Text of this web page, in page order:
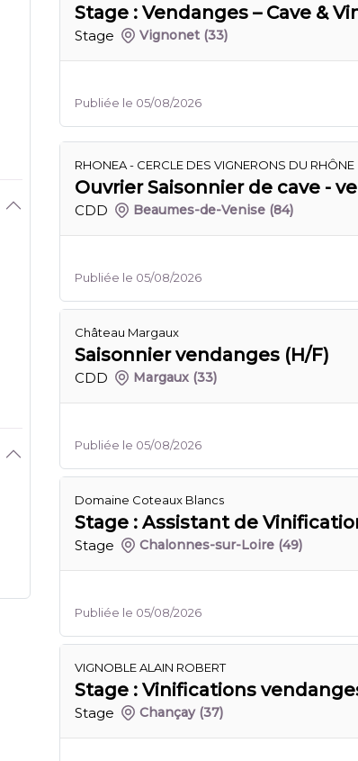
Stage : Vendanges – Cave &
Stage Vignonet (33)
Publiée le 05/08/2026
RHONEA - CERCLE DES VIGNERONS DU RHÔNE
Ouvrier Saisonnier de cave -
CDD Beaumes-de-Venise (84)
Publiée le 05/08/2026
Château Margaux
Saisonnier vendanges (H/F)
CDD Margaux (33)
Publiée le 05/08/2026
Domaine Coteaux Blancs
Stage : Assistant de
Stage Chalonnes-sur-Loire (49)
Publiée le 05/08/2026
VIGNOBLE ALAIN ROBERT
Stage : Vinifications
Stage Chançay (37)